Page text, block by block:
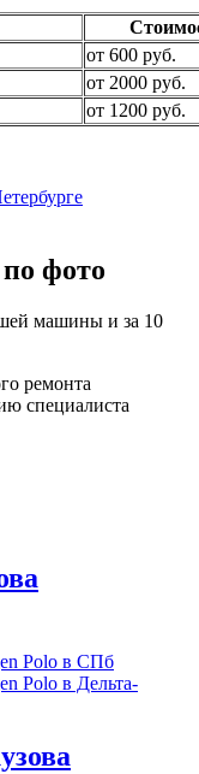
от 600 руб.
от 2000 руб.
от 1200 руб.
фото
машины и за 10
ремонта
специалиста